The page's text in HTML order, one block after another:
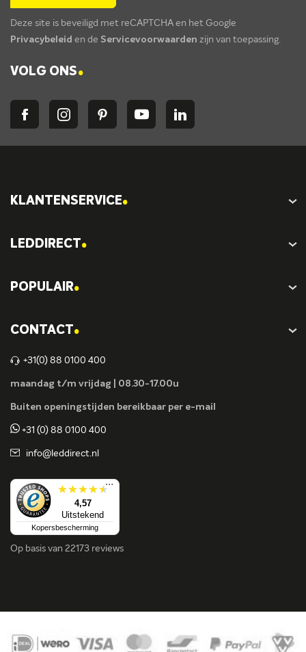
Deze site is beveiligd met reCAPTCHA en het Google
Privacybeleid en de Servicevoorwaarden zijn van toepassing.
VOLG ONS.
KLANTENSERVICE.
LEDDIRECT.
POPULAIR.
CONTACT.
+31(0) 88 0100 400
maandag t/m vrijdag | 08.30-17.00u
Buiten openingstijden bereikbaar per e-mail
+31 (0) 88 0100 400
info@leddirect.nl
4,57
Uitstekend
...
Kopersbescherming
Op basis van 22173 reviews